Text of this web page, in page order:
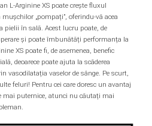
L-Arginine XS poate crește fluxul
mușchilor „pompați”, oferindu-vă acea
pielii în sală. Acest lucru poate, de
și poate îmbunătăți performanța la
XS poate fi, de asemenea, benefic
deoarece poate ajuta la scăderea
vasodilatația vaselor de sânge. Pe scurt,
feluri! Pentru cei care doresc un avantaj
puternice, atunci nu căutați mai